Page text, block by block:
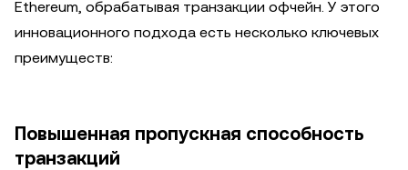
Ethereum, обрабатывая транзакции офчейн. У этого
инновационного подхода есть несколько ключевых
преимуществ:
Повышенная пропускная способность
транзакций